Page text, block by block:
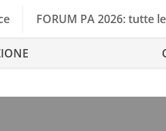
FORUM PA 2026: tutte